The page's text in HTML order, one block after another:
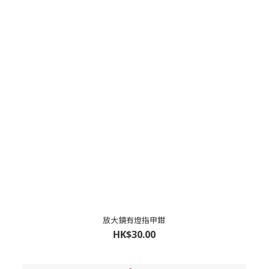
放大鏡有燈指甲鉗
HK$30.00